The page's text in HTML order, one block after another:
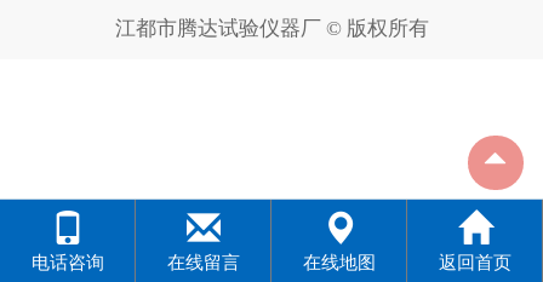
江都市腾达试验仪器厂 © 版权所有
电话咨询 在线留言 在线地图 返回首页